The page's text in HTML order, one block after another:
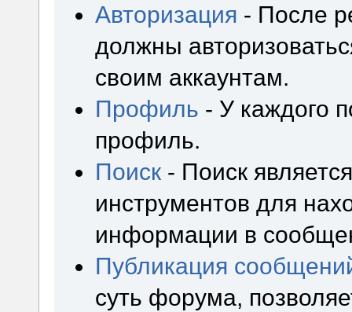
Авторизация - После
должны
своим аккаунтам.
Профиль - У каждого
профиль.
Поиск - Поиск
инструментов для
информации в
Публикация
суть форума,